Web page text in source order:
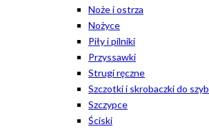
Noże i ostrza
Nożyce
Piły i pilniki
Przyssawki
Strugi ręczne
Szczotki i skrobaczki do szyb
Szczypce
Ściski